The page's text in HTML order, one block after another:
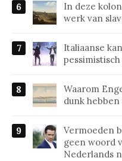
In deze
werk van
Italiaanse
Waarom
dunk
Vermoeden
geen woord
Nederlands